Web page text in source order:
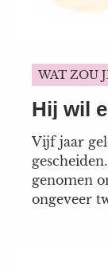
WAT ZOU
Hij wil
Vijf jaar
genomen
ongeveer